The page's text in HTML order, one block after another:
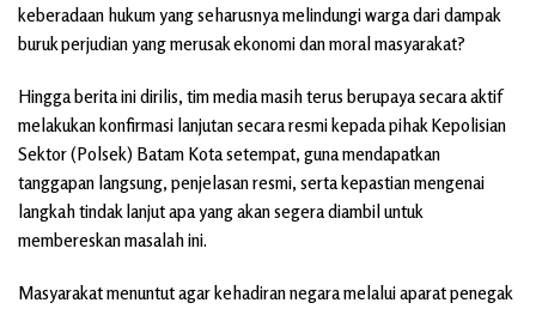
keberadaan hukum yang seharusnya melindungi warga dari dampak
buruk perjudian yang merusak ekonomi dan moral masyarakat?
Hingga berita ini dirilis, tim media masih terus berupaya secara aktif
melakukan konfirmasi lanjutan secara resmi kepada pihak Kepolisian
Sektor (Polsek) Batam Kota setempat, guna mendapatkan
tanggapan langsung, penjelasan resmi, serta kepastian mengenai
langkah tindak lanjut apa yang akan segera diambil untuk
membereskan masalah ini.
Masyarakat menuntut agar kehadiran negara melalui aparat penegak